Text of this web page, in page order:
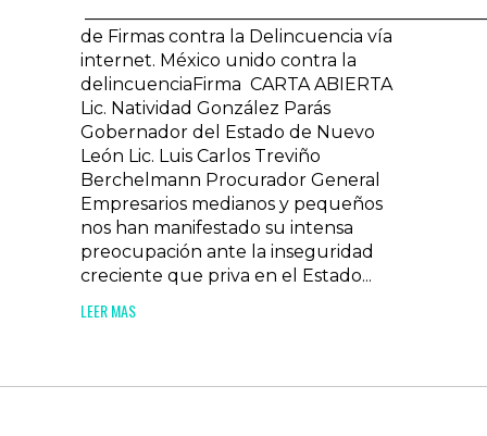
de Firmas contra la Delincuencia vía
internet. México unido contra la
delincuenciaFirma CARTA ABIERTA
Lic. Natividad González Parás
Gobernador del Estado de Nuevo
León Lic. Luis Carlos Treviño
Berchelmann Procurador General
Empresarios medianos y pequeños
nos han manifestado su intensa
preocupación ante la inseguridad
creciente que priva en el Estado...
LEER MAS